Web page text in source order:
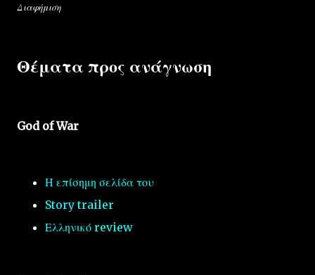
Διαφήμιση
Θέματα προς ανάγνωση
God of War
Η επίσημη σελίδα του
Story trailer
Ελληνικό review